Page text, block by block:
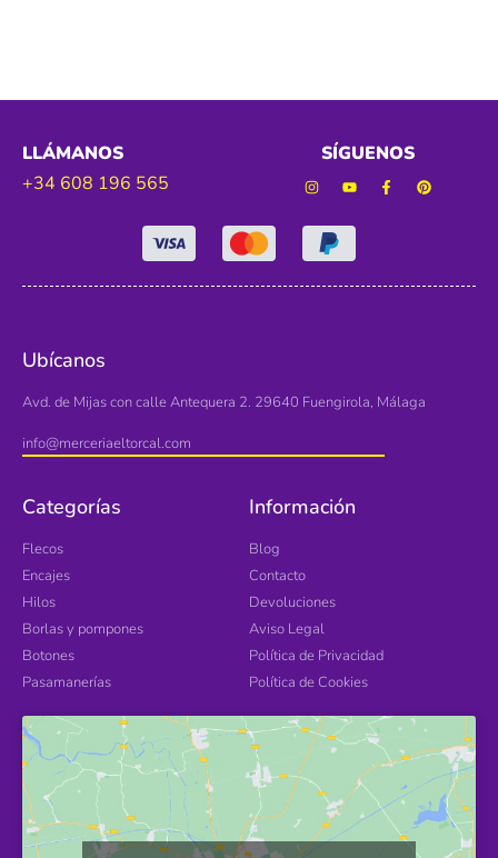
LLÁMANOS
+34 608 196 565
SÍGUENOS
Ubícanos
Avd. de Mijas con calle Antequera 2. 29640 Fuengirola, Málaga
info@merceriaeltorcal.com
Categorías
Flecos
Encajes
Hilos
Borlas y pompones
Botones
Pasamanerías
Información
Blog
Contacto
Devoluciones
Aviso Legal
Política de Privacidad
Política de Cookies